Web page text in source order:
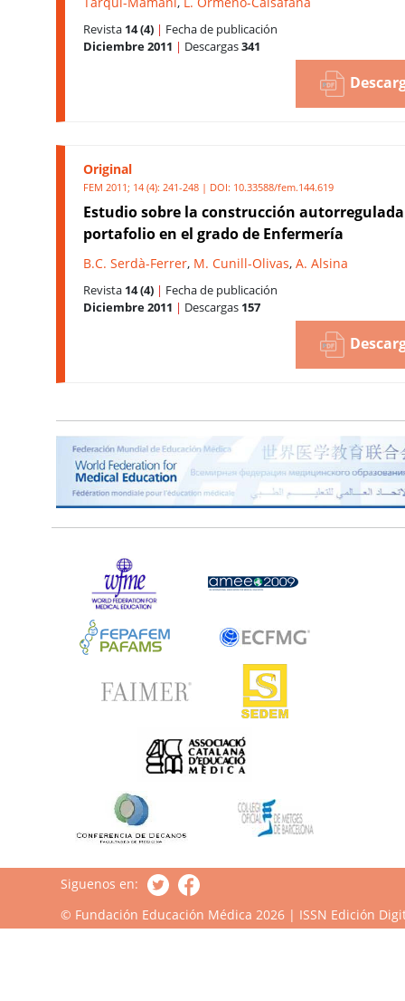
Revista 14 (4) | Fecha de publicación
Diciembre 2011 | Descargas341
Original
FEM 2011; 14 (4): 241-248 | DOI: 10.33588/fem.144.619
Estudio sobre la construcción
portafolio en el grado de Enfermería
B.C. Serdà-Ferrer, M. Cunill-Olivas, A. Alsina
Revista 14 (4) | Fecha de publicación
Diciembre 2011 | Descargas 157
Siguenos en:
© Fundación Educación Médica 2026 | ISSN Edición